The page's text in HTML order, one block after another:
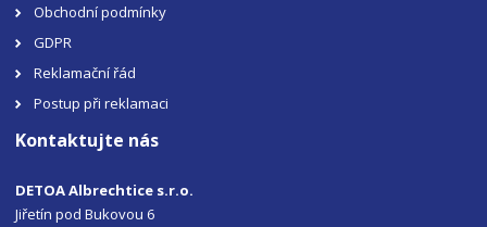
Obchodní podmínky
GDPR
Reklamační řád
Postup při reklamaci
Kontaktujte nás
DETOA Albrechtice s.r.o.
Jiřetín pod Bukovou 6